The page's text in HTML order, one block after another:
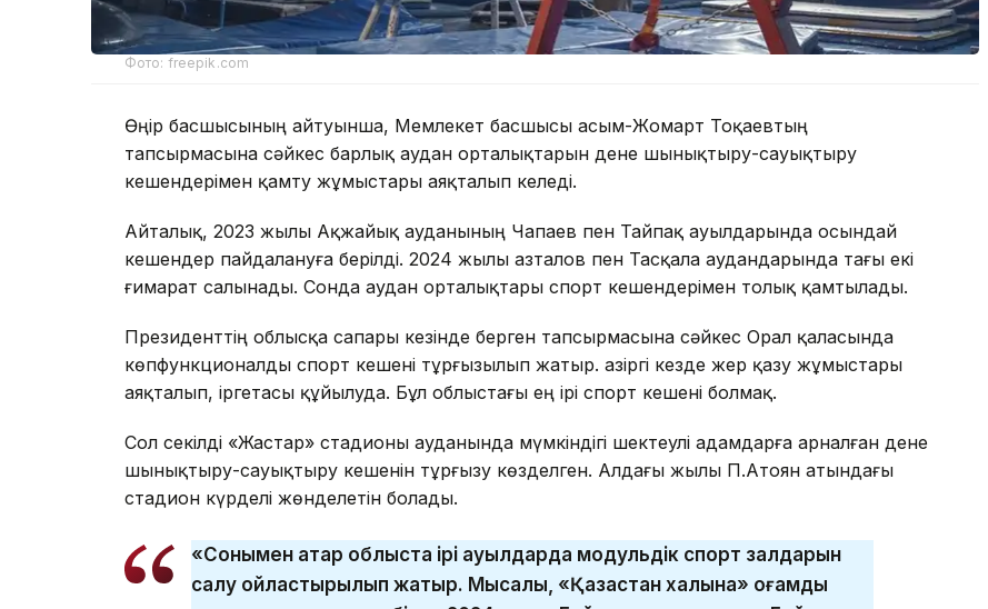
Фото: freepik.com
Өңір басшысының айтуынша, Мемлекет басшысы Қасым-Жомарт Тоқаевтың
тапсырмасына сәйкес барлық аудан орталықтарын дене шынықтыру-сауықтыру
кешендерімен қамту жұмыстары аяқталып келеді.
Айталық, 2023 жылы Ақжайық ауданының Чапаев пен Тайпақ ауылдарында осындай
кешендер пайдалануға берілді. 2024 жылы Қазталов пен Тасқала аудандарында тағы екі
ғимарат салынады. Сонда аудан орталықтары спорт кешендерімен толық қамтылады.
Президенттің облысқа сапары кезінде берген тапсырмасына сәйкес Орал қаласында
көпфункционалды спорт кешені тұрғызылып жатыр. Қазіргі кезде жер қазу жұмыстары
аяқталып, іргетасы құйылуда. Бұл облыстағы ең ірі спорт кешені болмақ.
Сол секілді «Жастар» стадионы ауданында мүмкіндігі шектеулі адамдарға арналған дене
шынықтыру-сауықтыру кешенін тұрғызу көзделген. Алдағы жылы П.Атоян атындағы
стадион күрделі жөнделетін болады.
«Сонымен қатар облыста ірі ауылдарда модульдік спорт залдарын
салу ойластырылып жатыр. Мысалы, «Қазақстан халқына» қоғамдық